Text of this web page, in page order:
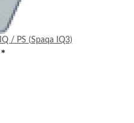
/ PS (Spaqa IQ3)
*